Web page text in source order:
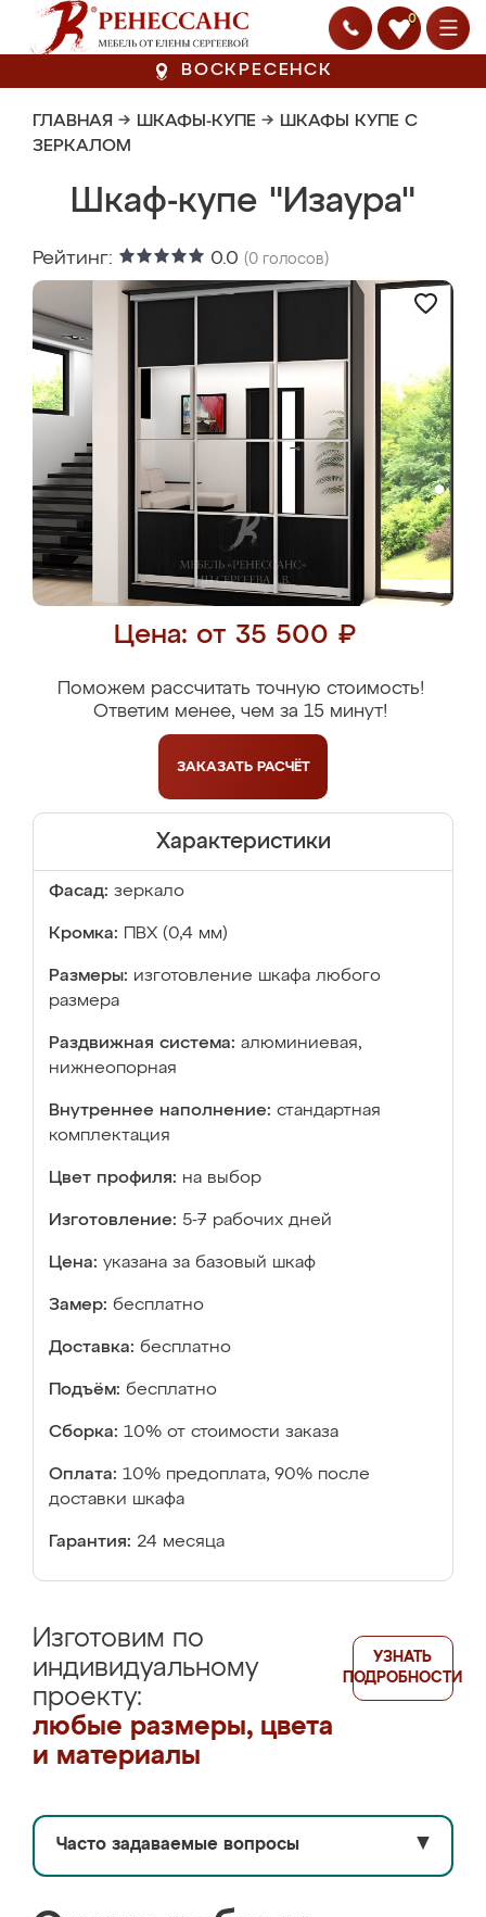
0
ВОСКРЕСЕНСК
ГЛАВНАЯ → ШКАФЫ-КУПЕ → ШКАФЫ КУПЕ С
ЗЕРКАЛОМ
Шкаф-купе "Изаура"
Рейтинг: 0.0 (0 голосов)
Цена: от 35 500 ₽
Поможем рассчитать точную стоимость!
Ответим менее, чем за 15 минут!
ЗАКАЗАТЬ РАСЧЁТ
Характеристики
Фасад: зеркало
Кромка: ПВХ (0,4 мм)
Размеры: изготовление шкафа любого
размера
Раздвижная система: алюминиевая,
нижнеопорная
Внутреннее наполнение: стандартная
комплектация
Цвет профиля: на выбор
Изготовление: 5-7 рабочих дней
Цена: указана за базовый шкаф
Замер: бесплатно
Доставка: бесплатно
Подъём: бесплатно
Сборка: 10% от стоимости заказа
Оплата: 10% предоплата, 90% после
доставки шкафа
Гарантия: 24 месяца
Изготовим по
индивидуальному
проекту:
любые размеры, цвета
и материалы
УЗНАТЬ
ПОДРОБНОСТИ
Часто задаваемые вопросы ▼